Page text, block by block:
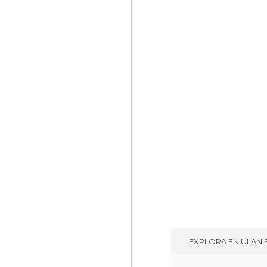
EXPLORA EN ULÁN